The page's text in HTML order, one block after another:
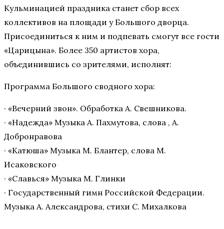
Кульминацией праздника станет сбор всех
коллективов на площади у Большого дворца.
Присоединиться к ним и подпевать смогут все гости
«Царицына». Более 350 артистов хора,
объединившись со зрителями, исполнят:
Программа Большого сводного хора:
· «Вечерний звон». Обработка А. Свешникова.
· «Надежда» Музыка А. Пахмутова, слова , А.
Добронравова
· «Катюша» Музыка М. Блантер, слова М.
Исаковского
· «Славься» Музыка М. Глинки
· Государственный гимн Российской Федерации.
Музыка А. Александрова, стихи С. Михалкова